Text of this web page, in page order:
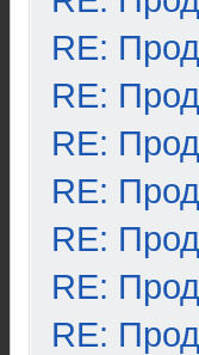
RE:
RE:
RE:
RE:
RE:
RE:
RE: